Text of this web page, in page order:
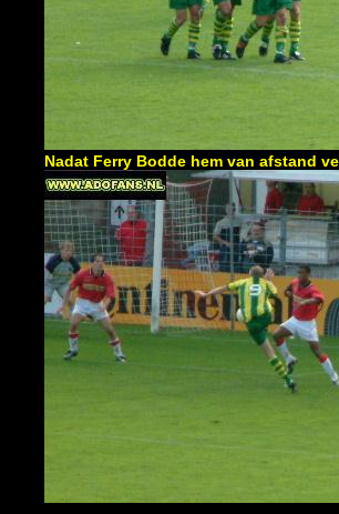
Nadat Ferry Bodde hem van afstand